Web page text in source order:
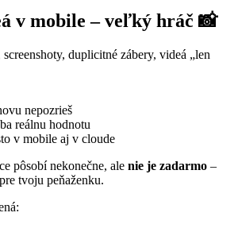
v mobile – veľký hráč 📸
duplicitné zábery, videá „len
nepozrieš
reálnu hodnotu
v mobile aj v cloude
pôsobí nekonečne, ale nie je zadarmo –
tvoju peňaženku.